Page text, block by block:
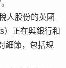
人股份的英國
）正在與銀行和
細節，包括規